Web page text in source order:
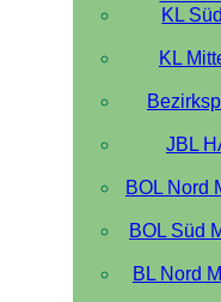
KL
KL
JBL
BOL Nord
BOL Süd
BL Nord